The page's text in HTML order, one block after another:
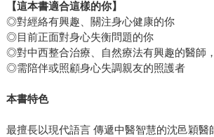
【這本書適合這樣的你】
◎對經絡有興趣、關注身心健康的你
◎目前正面對身心失衡問題的你
◎對中西整合治療、自然療法有興趣的醫師
◎需陪伴或照顧身心失調親友的照護者
本書特色
最擅長以現代語言 傳遞中醫智慧的沈邑穎醫